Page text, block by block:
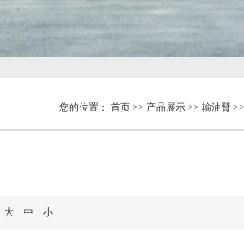
您的位置： 首页 >> 产品展示 >> 输油臂
大 中 小